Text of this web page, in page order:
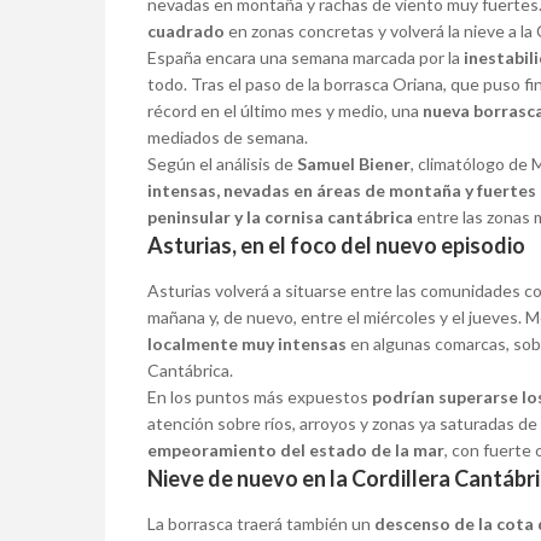
nevadas en montaña y rachas de viento muy
cuadrado en zonas concretas y volverá la nieve a
España encara una semana marcada por la
todo. Tras el paso de la borrasca Oriana, que puso
récord en el último mes y medio, una nueva
mediados de semana.
Según el análisis deSamuel Biener, climatólogo de
intensas, nevadas en áreas de montaña y
peninsular y la cornisa cantábrica entre las zonas
Asturias, en el foco del nuevo episodio
Asturias volverá a situarse entre las comunidades
mañana y, de nuevo, entre el miércoles y el jueves.
localmente muy intensas en algunas comarcas,
Cantábrica.
En los puntos más expuestos podrían superarse
atención sobre ríos, arroyos y zonas ya saturadas
empeoramiento del estado de la mar, con fuerte
Nieve de nuevo en la Cordillera
La borrasca traerá también un descenso de la cota